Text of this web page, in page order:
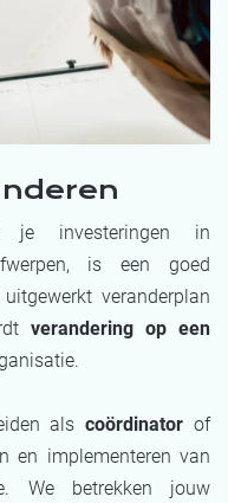
investeringen in
is een goed
veranderplan
verandering op een
alscoördinator of
en implementeren van
We betrekken jouw